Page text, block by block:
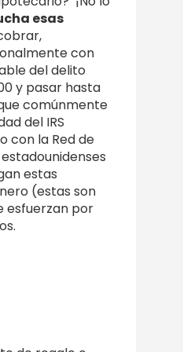
esas
con
del delito
y pasar hasta
comúnmente
del IRS
con la Red de
estas
(estas son
esfuerzan por